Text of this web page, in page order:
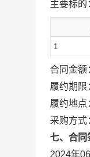
主要标的
1
合同金额
履约期限
履约地点
采购方式
七、合同
2024年